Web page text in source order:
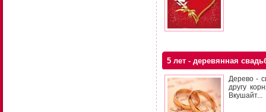
5 лет - деревянная
Дерево -
другу
Вкушайт...